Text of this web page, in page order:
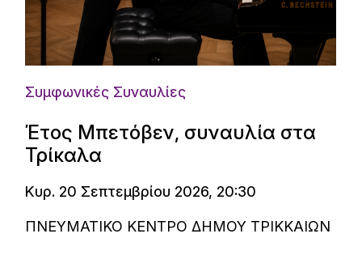
Συμφωνικές Συναυλίες
Έτος Μπετόβεν, συναυλία στα
Τρίκαλα
Κυρ. 20 Σεπτεμβρίου 2026, 20:30
ΠΝΕΥΜΑΤΙΚΟ ΚΕΝΤΡΟ ΔΗΜΟΥ ΤΡΙΚΚΑΙΩΝ